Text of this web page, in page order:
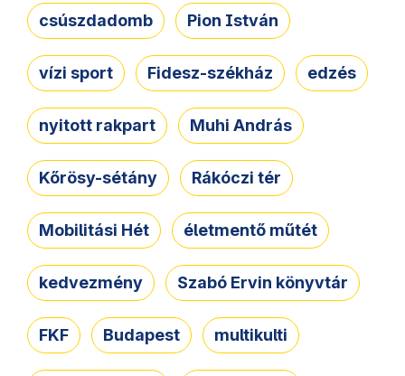
csúszdadomb Pion István
vízi sport Fidesz-székház edzés
nyitott rakpart Muhi András
Kőrösy-sétány Rákóczi tér
Mobilitási Hét életmentő műtét
kedvezmény Szabó Ervin könyvtár
FKF Budapest multikulti